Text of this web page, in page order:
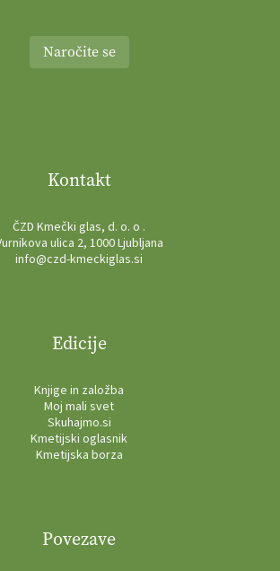
Naročite se
Kontakt
ČZD Kmečki glas, d. o. o .
ulica 2, 1000 Ljubljana
info@czd-kmeckiglas.si
Edicije
Knjige in založba
Moj mali svet
Skuhajmo.si
Kmetijski oglasnik
Kmetijska borza
Povezave